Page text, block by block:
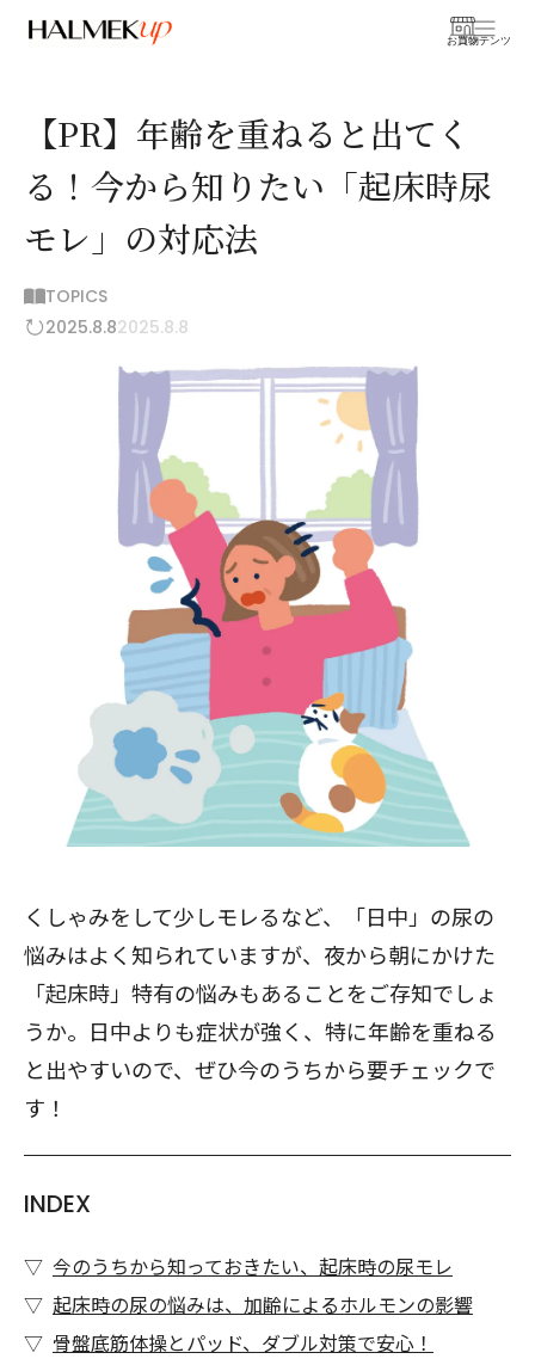
お買物
コンテンツ
【PR】年齢を重ねると出てく
る！今から知りたい「起床時尿
モレ」の対応法
TOPICS
2025.8.82025.8.8
くしゃみをして少しモレるなど、「日中」の尿の
悩みはよく知られていますが、夜から朝にかけた
「起床時」特有の悩みもあることをご存知でしょ
うか。日中よりも症状が強く、特に年齢を重ねる
と出やすいので、ぜひ今のうちから要チェックで
す！
INDEX
今のうちから知っておきたい、起床時の尿モレ
起床時の尿の悩みは、加齢によるホルモンの影響
骨盤底筋体操とパッド、ダブル対策で安心！